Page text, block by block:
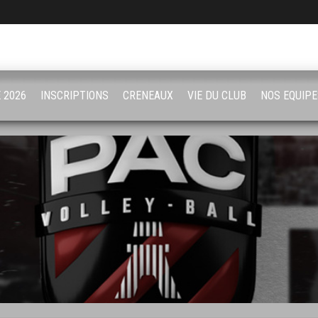
2026 INSCRIPTIONS CRENEAUX VIE DU CLUB NOS